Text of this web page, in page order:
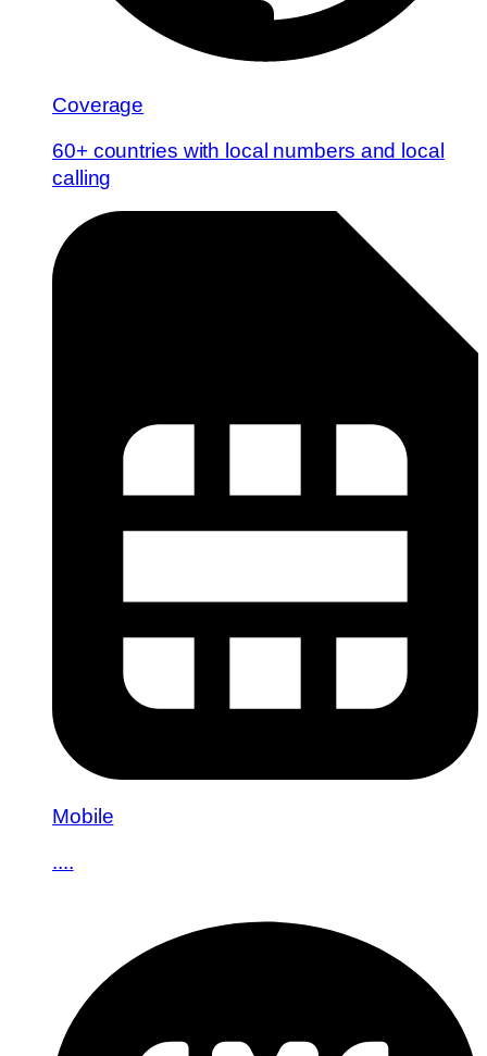
Coverage
60+ countries with local numbers and local
calling
Mobile
....